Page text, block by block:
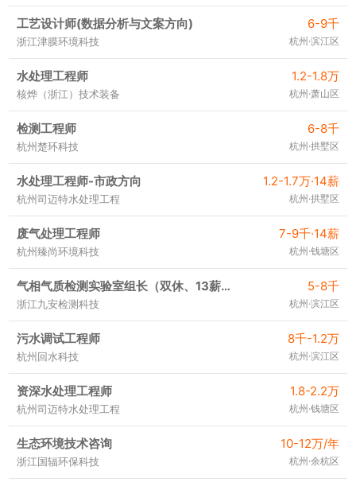
工艺设计师(数据分析与文案方向) 6-9千
浙江津膜环境科技 杭州·滨江区
水处理工程师 1.2-1.8万
核烨（浙江）技术装备 杭州·萧山区
检测工程师 6-8千
杭州楚环科技 杭州·拱墅区
水处理工程师-市政方向 1.2-1.7万·14薪
杭州司迈特水处理工程 杭州·拱墅区
废气处理工程师 7-9千·14薪
杭州臻尚环境科技 杭州·钱塘区
气相气质检测实验室组长（双休、13薪、绩效） 5-8千
浙江九安检测科技 杭州·滨江区
污水调试工程师 8千-1.2万
杭州回水科技 杭州·滨江区
资深水处理工程师 1.8-2.2万
杭州司迈特水处理工程 杭州·钱塘区
生态环境技术咨询 10-12万/年
浙江国辐环保科技 杭州·余杭区